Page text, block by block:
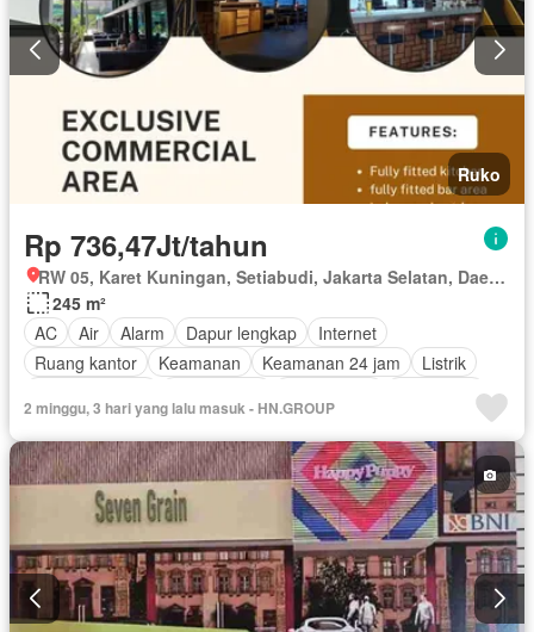
Ruko
Rp 736,47Jt/tahun
RW 05, Karet Kuningan, Setiabudi, Jakarta Selatan, Daerah Khusus Ibukota Jakarta
245 m²
AC
Air Alarm Dapur lengkap
Internet
Ruang kantor
Keamanan Keamanan 24 jam
Listrik
Garasi
Teras Halaman Wifi Sebagian perabotan
2 minggu, 3 hari yang lalu masuk - HN.GROUP